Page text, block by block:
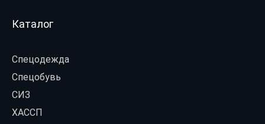
Каталог
Спецодежда
Спецобувь
СИЗ
ХАССП